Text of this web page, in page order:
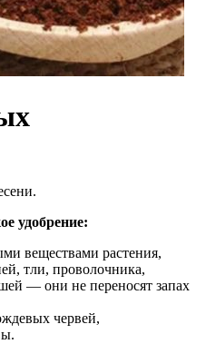
удобрение:
веществами растения,
тли, проволочника,
— они не переносят запах
червей,